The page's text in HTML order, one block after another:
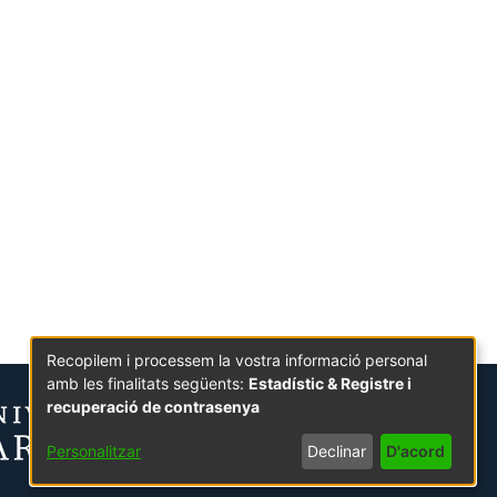
Recopilem i processem la vostra informació personal
amb les finalitats següents: Estadístic & Registre i
recuperació de contrasenya
Personalitzar Declinar D'acord